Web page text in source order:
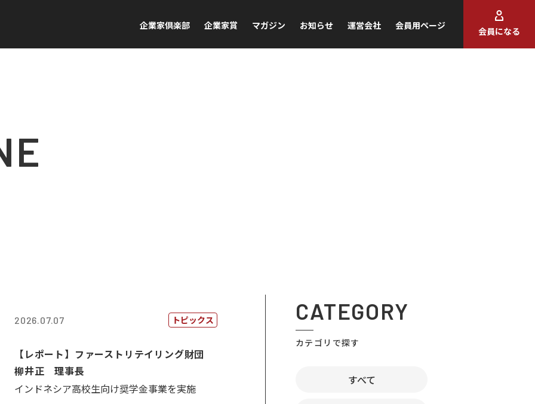
企業家倶楽部 企業家賞 マガジン お知らせ 運営会社 会員用ページ
会員になる
2026.07.07 トピックス
【レポート】ファーストリテイリング財団
柳井正 理事長
インドネシア高校生向け奨学金事業を実施
CATEGORY
カテゴリで探す
すべて